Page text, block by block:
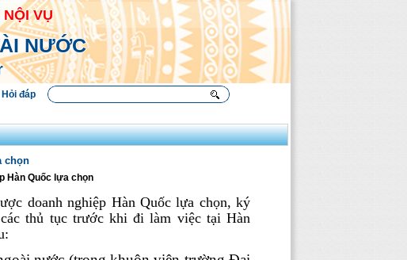
NỘI VỤ
NƯỚC
đáp
chọn
Hàn Quốc lựa chọn
doanh nghiệp Hàn Quốc lựa chọn, ký
thủ tục trước khi đi làm việc tại Hàn